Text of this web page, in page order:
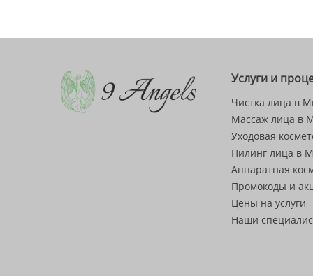
Услуги и
Чистка лица в
Массаж лица в
Уходовая
Пилинг лица в
Аппаратная
Промокоды и
Цены на услуги
Наши